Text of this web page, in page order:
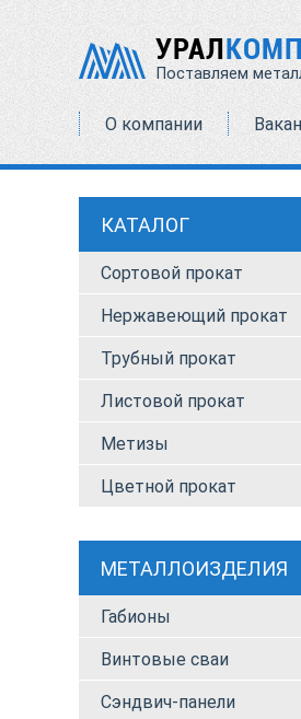
УРАЛ
Поставляем
О компании
КАТАЛОГ
Сортовой прокат
Нержавеющий прокат
Трубный прокат
Листовой прокат
Метизы
Цветной прокат
МЕТАЛЛОИЗДЕЛИЯ
Габионы
Винтовые сваи
Сэндвич-панели